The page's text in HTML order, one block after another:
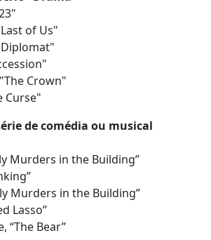
of Us"
Diplomat"
Crown"
Curse"
de comédia ou musical
Murders in the Building”
Murders in the Building”
Lasso”
“The Bear”